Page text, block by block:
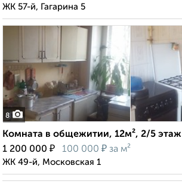
ЖК 57-й, Гагарина 5
8
Комната в общежитии, 12м², 2/5 этаж
1 200 000 ₽ 100 000 ₽ за м²
ЖК 49-й, Московская 1